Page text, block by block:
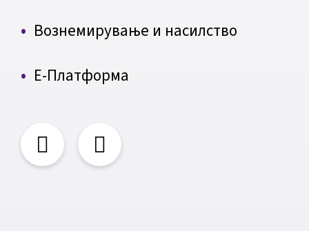
Вознемирување и насилство
Е-Платформа